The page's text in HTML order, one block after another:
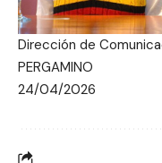
Dirección de
PERGAMINO
24/04/2026